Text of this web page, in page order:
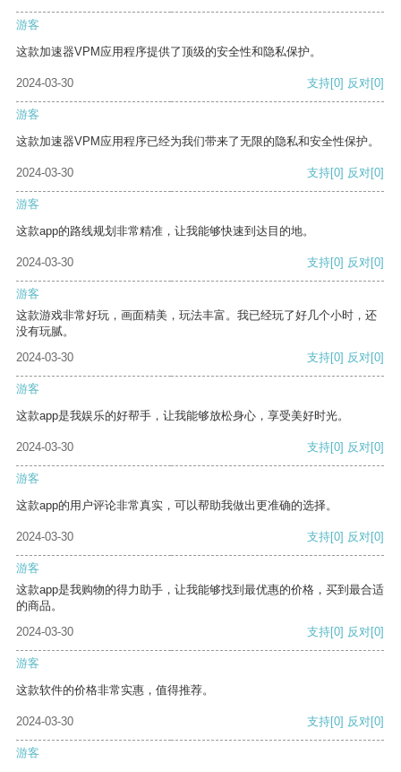
游客
这款加速器VPM应用程序提供了顶级的安全性和隐私保护。
2024-03-30 支持[0] 反对[0]
游客
这款加速器VPM应用程序已经为我们带来了无限的隐私和安全性保护。
2024-03-30 支持[0] 反对[0]
游客
这款app的路线规划非常精准，让我能够快速到达目的地。
2024-03-30 支持[0] 反对[0]
游客
这款游戏非常好玩，画面精美，玩法丰富。我已经玩了好几个小时，还
没有玩腻。
2024-03-30
支持[0] 反对[0]
游客
这款app是我娱乐的好帮手，让我能够放松身心，享受美好时光。
2024-03-30 支持[0] 反对[0]
游客
这款app的用户评论非常真实，可以帮助我做出更准确的选择。
2024-03-30 支持[0] 反对[0]
游客
这款app是我购物的得力助手，让我能够找到最优惠的价格，买到最合适
的商品。
2024-03-30
支持[0] 反对[0]
游客
这款软件的价格非常实惠，值得推荐。
2024-03-30 支持[0] 反对[0]
游客